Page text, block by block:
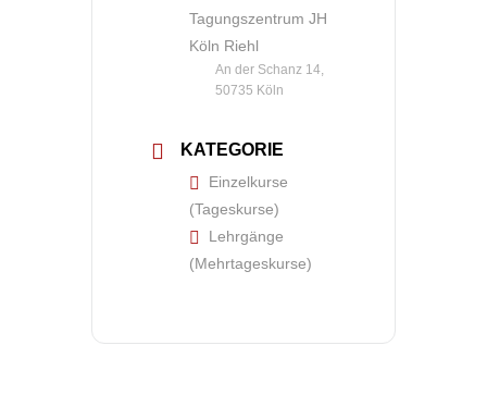
Tagungszentrum JH
Köln Riehl
An der Schanz 14,
50735 Köln
KATEGORIE
Einzelkurse
(Tageskurse)
Lehrgänge
(Mehrtageskurse)